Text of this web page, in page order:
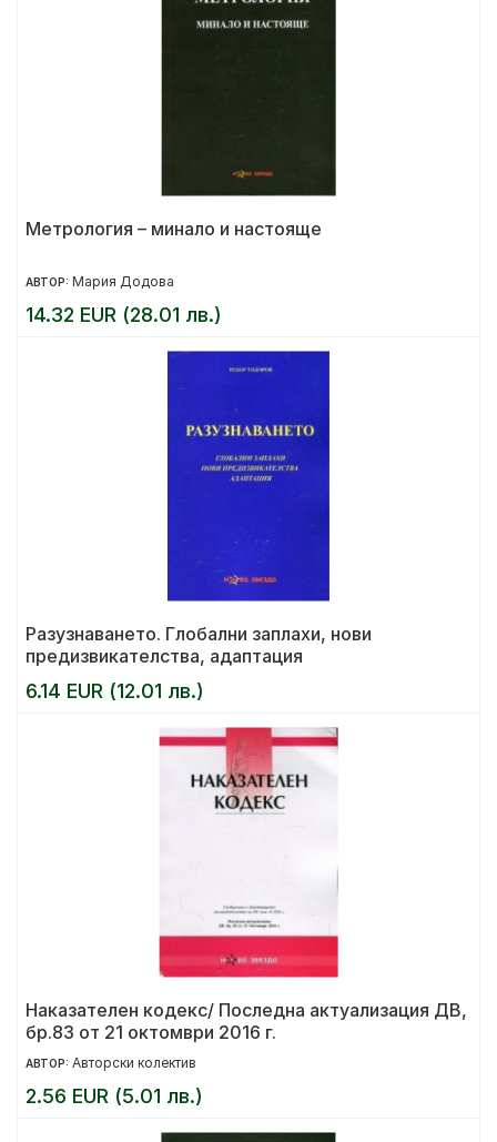
Метрология – минало и настояще
АВТОР: Мария Додова
14.32 EUR (28.01 лв.)
Разузнаването. Глобални заплахи, нови
предизвикателства, адаптация
6.14 EUR (12.01 лв.)
Наказателен кодекс/ Последна актуализация ДВ,
бр.83 от 21 октомври 2016 г.
АВТОР: Авторски колектив
2.56 EUR (5.01 лв.)